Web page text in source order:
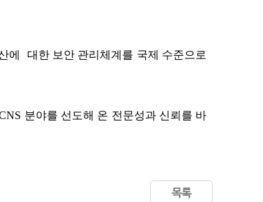
에
대한 보안 관리체계를 국제 수준으로
분야를 선도해 온 전문성과 신뢰를 바
목록